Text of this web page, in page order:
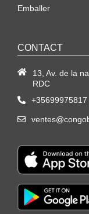
Emballer
CONTACT
13, Av. de la
RDC
+35699975817